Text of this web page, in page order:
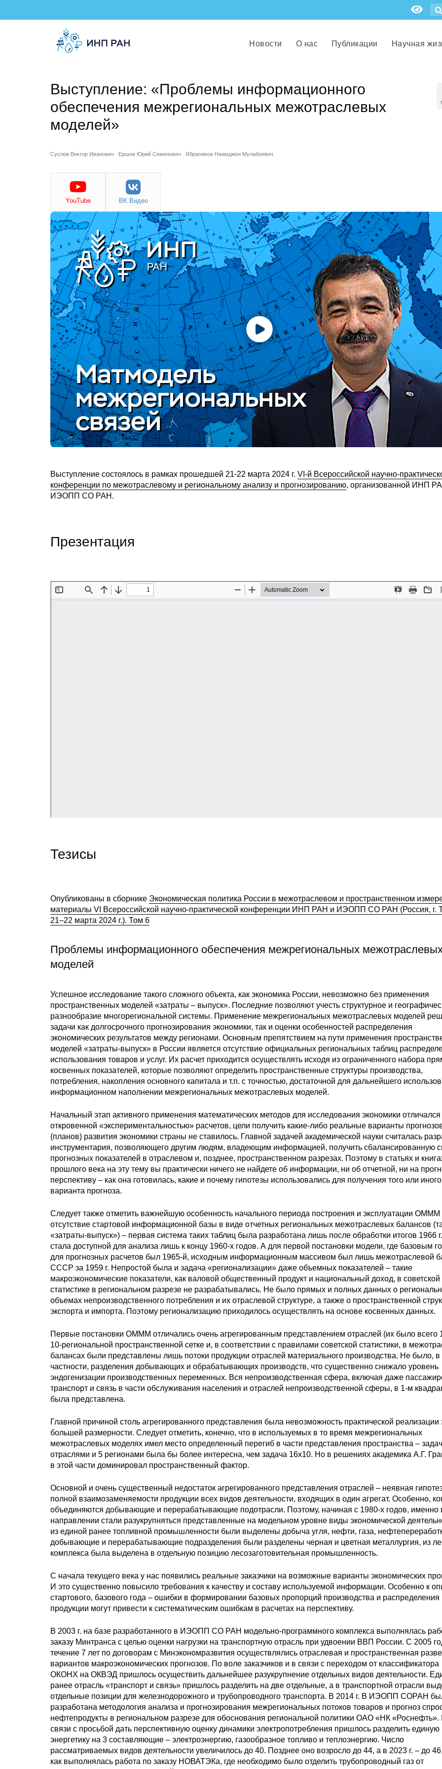
Новости О нас Публикации Научная
Выступление: «Проблемы информационного
обеспечения межрегиональных межотраслевых
моделей»
Суслов Виктор Иванович Ершов Юрий Семенович Ибрагимов Наимджон Мулабоевич
YouTube ВК.Видео
Выступление состоялось в рамках прошедшей 21-22 марта 2024 г. VI-й Всероссийской научно-
конференции по межотраслевому и региональному анализу и прогнозированию, организованной ИНП
ИЭОПП СО РАН.
Презентация
Тезисы
Опубликованы в сборнике Экономическая политика России в межотраслевом и пространственном
материалы VI Всероссийской научно-практической конференции ИНП РАН и ИЭОПП СО РАН (Россия, г.
21–22 марта 2024 г.). Том 6
Проблемы информационного обеспечения межрегиональных
моделей
Успешное исследование такого сложного объекта, как экономика России, невозможно без применения
пространственных моделей «затраты – выпуск». Последние позволяют учесть структурное и
разнообразие многорегиональной системы. Применение межрегиональных межотраслевых моделей
задачи как долгосрочного прогнозирования экономики, так и оценки особенностей распределения
экономических результатов между регионами. Основным препятствием на пути применения
моделей «затраты-выпуск» в России является отсутствие официальных региональных таблиц
использования товаров и услуг. Их расчет приходится осуществлять исходя из ограниченного набора
косвенных показателей, которые позволяют определить пространственные структуры производства,
потребления, накопления основного капитала и т.п. с точностью, достаточной для дальнейшего
информационном наполнении межрегиональных межотраслевых моделей.
Начальный этап активного применения математических методов для исследования экономики отличался
откровенной «экспериментальностью» расчетов, цели получить какие-либо реальные варианты
(планов) развития экономики страны не ставилось. Главной задачей академической науки считалась
инструментария, позволяющего другим людям, владеющим информацией, получить сбалансированную
прогнозных показателей в отраслевом и, позднее, пространственном разрезах. Поэтому в статьях и
прошлого века на эту тему вы практически ничего не найдете об информации, ни об отчетной, ни на
перспективу – как она готовилась, какие и почему гипотезы использовались для получения того или иного
варианта прогноза.
Следует также отметить важнейшую особенность начального периода построения и эксплуатации ОМММ
отсутствие стартовой информационной базы в виде отчетных региональных межотраслевых балансов
«затраты-выпуск») – первая система таких таблиц была разработана лишь после обработки итогов 1966
стала доступной для анализа лишь к концу 1960-х годов. А для первой постановки модели, где базовым
для прогнозных расчетов был 1965-й, исходным информационным массивом был лишь межотраслевой
СССР за 1959 г. Непростой была и задача «регионализации» даже объемных показателей – такие
макроэкономические показатели, как валовой общественный продукт и национальный доход, в советской
статистике в региональном разрезе не разрабатывались. Не было прямых и полных данных о
объемах непроизводственного потребления и их отраслевой структуре, а также о пространственной
экспорта и импорта. Поэтому регионализацию приходилось осуществлять на основе косвенных данных.
Первые постановки ОМММ отличались очень агрегированным представлением отраслей (их было всего
10-региональной пространственной сетке и, в соответствии с правилами советской статистики, в
балансах были представлены лишь потоки продукции отраслей материального производства. Не было, в
частности, разделения добывающих и обрабатывающих производств, что существенно снижало уровень
эндогенизации производственных переменных. Вся непроизводственная сфера, включая даже
транспорт и связь в части обслуживания населения и отраслей непроизводственной сферы, в 1-м
была представлена.
Главной причиной столь агрегированного представления была невозможность практической реализации
большей размерности. Следует отметить, конечно, что в используемых в то время межрегиональных
межотраслевых моделях имел место определенный перегиб в части представления пространства –
отраслями и 5 регионами была бы более интересна, чем задача 16х10. Но в решениях академика А.Г.
в этой части доминировал пространственный фактор.
Основной и очень существенный недостаток агрегированного представления отраслей – неявная
полной взаимозаменяемости продукции всех видов деятельности, входящих в один агрегат. Особенно,
объединяются добывающие и перерабатывающие подотрасли. Поэтому, начиная с 1980-х годов, именно
направлении стали разукрупняться представленные на модельном уровне виды экономической
из единой ранее топливной промышленности были выделены добыча угля, нефти, газа,
добывающие и перерабатывающие подразделения были разделены черная и цветная металлургия, из
комплекса была выделена в отдельную позицию лесозаготовительная промышленность.
С начала текущего века у нас появились реальные заказчики на возможные варианты экономических
И это существенно повысило требования к качеству и составу используемой информации. Особенно к
стартового, базового года – ошибки в формировании базовых пропорций производства и распределения
продукции могут привести к систематическим ошибкам в расчетах на перспективу.
В 2003 г. на базе разработанного в ИЭОПП СО РАН модельно-программного комплекса выполнялась
заказу Минтранса с целью оценки нагрузки на транспортную отрасль при удвоении ВВП России. С 2005
течение 7 лет по договорам с Минэкономразвития осуществлялись отраслевая и пространственная
вариантов макроэкономических прогнозов. По воле заказчиков и в связи с переходом от классификатора
ОКОНХ на ОКВЭД пришлось осуществить дальнейшее разукрупнение отдельных видов деятельности.
ранее отрасль «транспорт и связь» пришлось разделить на две отдельные, а в транспортной отрасли
отдельные позиции для железнодорожного и трубопроводного транспорта. В 2014 г. В ИЭОПП СОРАН
разработана методология анализа и прогнозирования межрегиональных потоков товаров и прогноз
нефтепродукты в региональном разрезе для обоснования региональной политики ОАО «НК «Роснефть».
связи с просьбой дать перспективную оценку динамики электропотребления пришлось разделить единую
энергетику на 3 составляющие – электроэнергию, газообразное топливо и теплоэнергию. Число
рассматриваемых видов деятельности увеличилось до 40. Позднее оно возросло до 44, а в 2023 г. – до
как выполнялась работа по заказу НОВАТЭКа, где необходимо было отделить трубопроводный газ от